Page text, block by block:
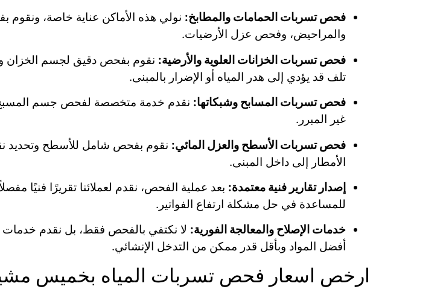
فحص تسربات الحمامات والمطابخ: نولي هذه الأماكن عناية خاصة،
والمراحيض، وفحص عزل الأرضيات.
فحص تسربات الخزانات العلوية والأرضية: نقوم بفحص دقيق لجسم الخزان
تلف قد يؤدي إلى هدر المياه أو الإضرار بالمبنى.
فحص تسربات المسابح وشبكاتها: نقدم خدمة متخصصة لفحص جسم المسبح،
غير المبرر.
فحص تسربات الأسطح والعزل المائي: نقوم بفحص شامل للأسطح وتحديد
الأمطار إلى داخل المبنى.
إصدار تقارير فنية معتمدة: بعد عملية الفحص، نقدم لعملائنا تقريرًا فنيًا
للمساعدة في حل مشكلة ارتفاع الفواتير.
خدمات الإصلاح والمعالجة الفورية: لا نكتفي بالفحص فقط، بل نقدم خدمات
أفضل المواد وبأقل قدر ممكن من التدخل الإنشائي.
ارخص اسعار فحص تسربات المياه بخميس